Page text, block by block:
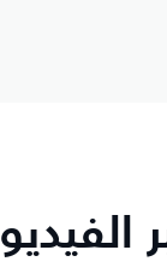
الفيديو